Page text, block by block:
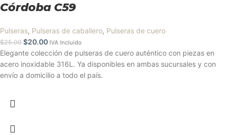
Córdoba C59
Pulseras, Pulseras de caballero, Pulseras de cuero
$25.00 $20.00 IVA Incluido
Elegante colección de pulseras de cuero auténtico con piezas en
acero inoxidable 316L. Ya disponibles en ambas sucursales y con
envío a domicilio a todo el país.